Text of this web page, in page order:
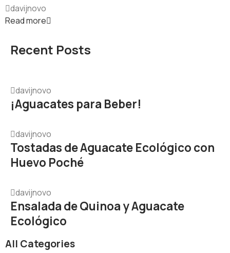
davijnovo
Read more
Recent Posts
davijnovo
¡Aguacates para Beber!
davijnovo
Tostadas de Aguacate Ecológico con
Huevo Poché
davijnovo
Ensalada de Quinoa y Aguacate
Ecológico
All Categories